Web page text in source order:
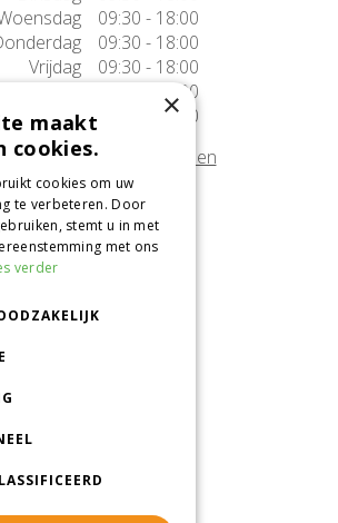
09:30 - 18:00
09:30 - 18:00
Vrijdag
09:30 - 18:00
Zaterdag
09:30 - 17:00
Zondag
10:00 - 17:00
openingstijden tonen
Onze locatie
Alméérplant
Jac. P. Thijsseweg 4
pinterest
×
maakt
cookies.
cookies om uw
te verbeteren. Door
stemt u in met
met ons
verder